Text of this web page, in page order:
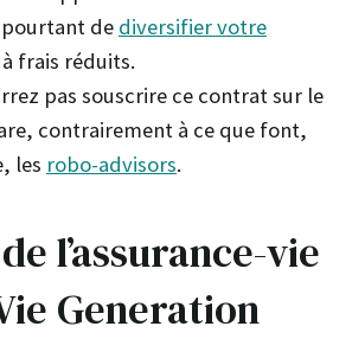
de diversifier votre
à frais réduits.
pas souscrire ce contrat sur le
contrairement à ce que font,
les robo-advisors.
l’assurance-vie
Generation